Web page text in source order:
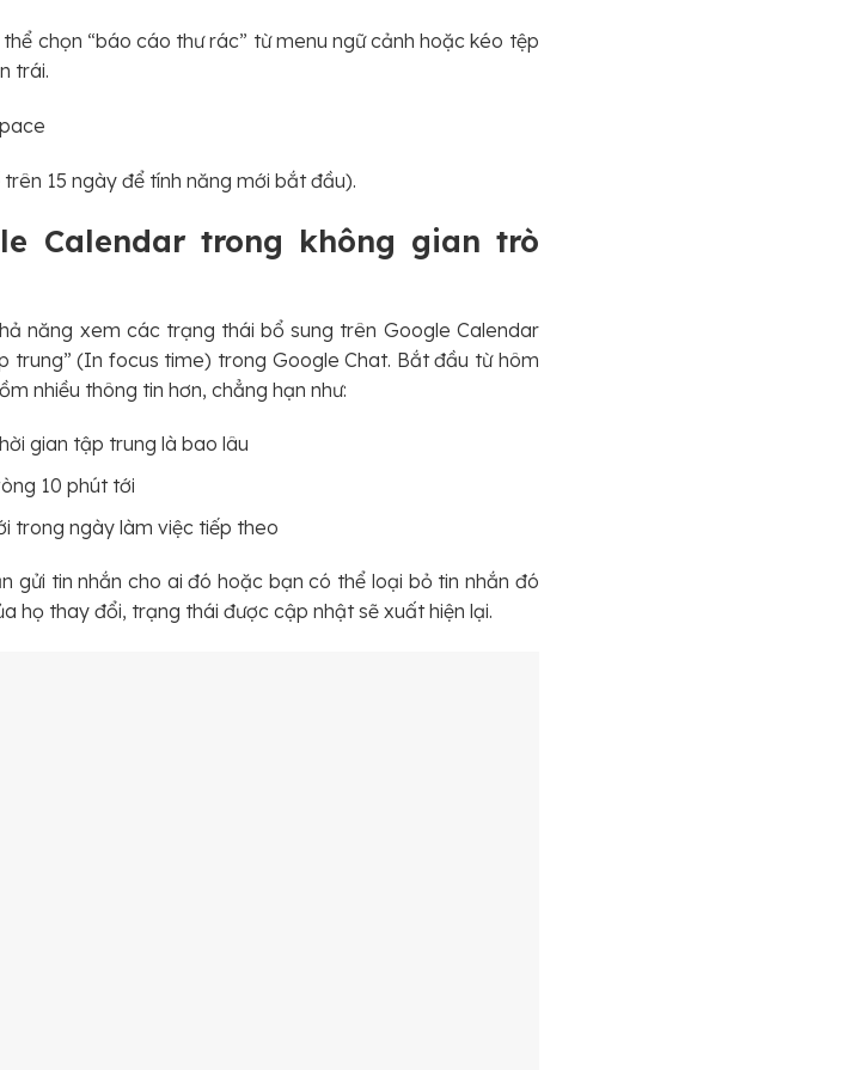
chọn “báo cáo thư rác” từ menu ngữ cảnh hoặc kéo tệp
trái.
15 ngày để tính năng mới bắt đầu).
Calendar trong không gian trò
năng xem các trạng thái bổ sung trên Google Calendar
trung” (In focus time) trong Google Chat. Bắt đầu từ hôm
nhiều thông tin hơn, chẳng hạn như:
gian tập trung là bao lâu
10 phút tới
trong ngày làm việc tiếp theo
gửi tin nhắn cho ai đó hoặc bạn có thể loại bỏ tin nhắn đó
họ thay đổi, trạng thái được cập nhật sẽ xuất hiện lại.